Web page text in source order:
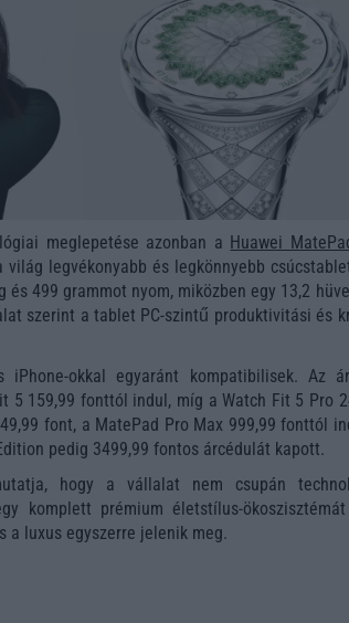
meglepetése azonban a Huawei
legvékonyabb és legkönnyebb
499 grammot nyom, miközben egy 13,2
szerint a tablet PC-szintű produktivitási és
okkal egyaránt kompatibilisek. Az
5 159,99 fonttól indul, míg a Watch Fit 5 Pro
font, a MatePad Pro Max 999,99 fonttól
pedig 3499,99 fontos árcédulát kapott.
hogy a vállalat nem csupán
komplett prémium életstílus-
a luxus egyszerre jelenik meg.